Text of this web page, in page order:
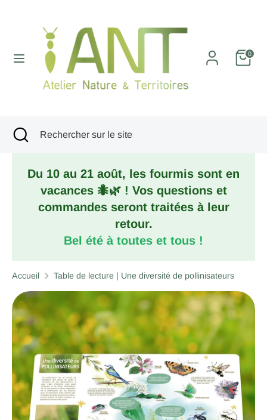
0
RechercheRechercher
sur
le
RechercheRechercher
site
Fermer
la
Du 10 au 21 août, les fourmis sont en
vacances 🐜🌿 ! Vos questions et
commandes seront traitées à leur
retour.
Bel été à toutes et tous !
Accueil Table de lecture | Une diversité de pollinisateurs